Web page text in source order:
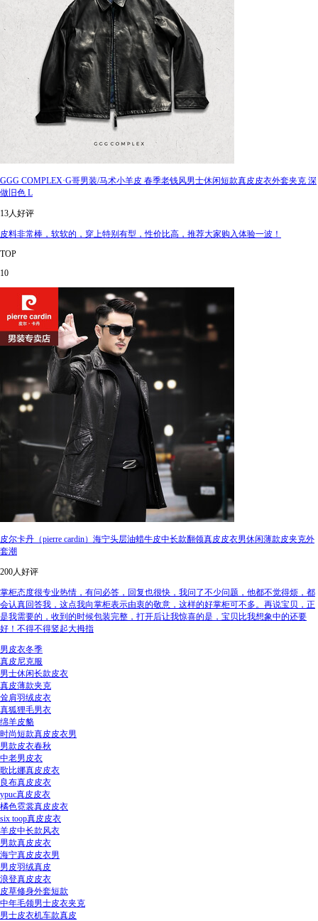
GGG COMPLEX·G哥男装/马术小羊皮 春季老钱风男士休闲短款真皮皮衣外套夹克 深
做旧色 L
13人好评
皮料非常棒，软软的，穿上特别有型，性价比高，推荐大家购入体验一波！
TOP
10
皮尔卡丹（pierre cardin）海宁头层油蜡牛皮中长款翻领真皮皮衣男休闲薄款皮夹克外
套潮
200人好评
掌柜态度很专业热情，有问必答，回复也很快，我问了不少问题，他都不觉得烦，都
会认真回答我，这点我向掌柜表示由衷的敬意，这样的好掌柜可不多。再说宝贝，正
是我需要的，收到的时候包装完整，打开后让我惊喜的是，宝贝比我想象中的还要
好！不得不得竖起大拇指
男皮衣冬季
真皮尼克服
男士休闲长款皮衣
真皮薄款夹克
耸肩羽绒皮衣
真狐狸毛男衣
绵羊皮貉
时尚短款真皮皮衣男
男款皮衣春秋
中老男皮衣
歌比娜真皮皮衣
良布真皮皮衣
ypuc真皮皮衣
橘色霓裳真皮皮衣
six toop真皮皮衣
羊皮中长款风衣
男款真皮皮衣
海宁真皮皮衣男
男皮羽绒真皮
浪登真皮皮衣
皮草修身外套短款
中年毛领男士皮衣夹克
男士皮衣机车款真皮